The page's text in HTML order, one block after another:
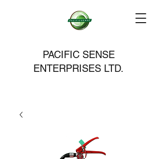
PACIFIC SENSE
ENTERPRISES LTD.